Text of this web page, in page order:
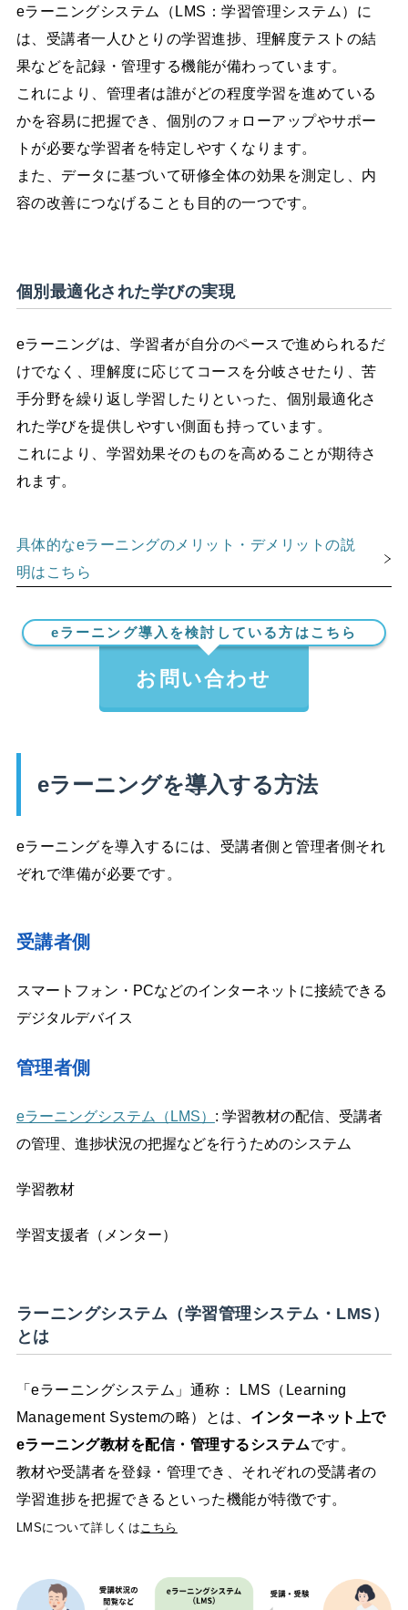
eラーニングシステム（LMS：学習管理システム）に
は、受講者一人ひとりの学習進捗、理解度テストの結
果などを記録・管理する機能が備わっています。
これにより、管理者は誰がどの程度学習を進めている
かを容易に把握でき、個別のフォローアップやサポー
トが必要な学習者を特定しやすくなります。
また、データに基づいて研修全体の効果を測定し、内
容の改善につなげることも目的の一つです。
個別最適化された学びの実現
eラーニングは、学習者が自分のペースで進められるだ
けでなく、理解度に応じてコースを分岐させたり、苦
手分野を繰り返し学習したりといった、個別最適化さ
れた学びを提供しやすい側面も持っています。
これにより、学習効果そのものを高めることが期待さ
れます。
具体的なeラーニングのメリット・デメリットの説
明はこちら
eラーニング導入を検討している方はこちら
お問い合わせ
eラーニングを導入する方法
eラーニングを導入するには、受講者側と管理者側それ
ぞれで準備が必要です。
受講者側
スマートフォン・PCなどのインターネットに接続できる
デジタルデバイス
管理者側
eラーニングシステム（LMS） : 学習教材の配信、受講者
の管理、進捗状況の把握などを行うためのシステム
学習教材
学習支援者（メンター）
ラーニングシステム（学習管理システム・LMS）
とは
「eラーニングシステム」通称： LMS（Learning
Management Systemの略）とは、 インターネット上で
eラーニング教材を配信・管理するシステムです。
教材や受講者を登録・管理でき、それぞれの受講者の
学習進捗を把握できるといった機能が特徴です。
LMSについて詳しくは こちら